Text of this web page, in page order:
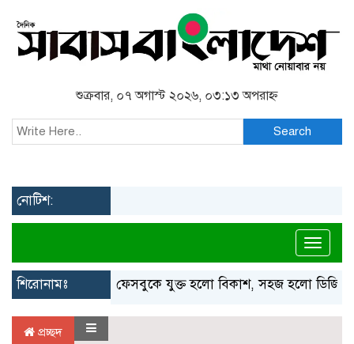
শুক্রবার, ০৭ অগাস্ট ২০২৬, ০৩:১৩ অপরাহ্ন
Search
নোটিশ:
শিরোনামঃ ফেসবুকে যুক্ত হলো বিকাশ, সহজ হলো ডিজিটাল
প্রচ্ছদ